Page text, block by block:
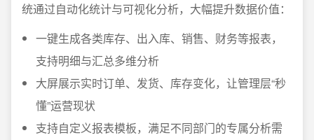
统通过自动化统计与可视化分析，大幅提升数据价值：
一键生成各类库存、出入库、销售、财务等报表，
支持明细与汇总多维分析
大屏展示实时订单、发货、库存变化，让管理层“秒
懂”运营现状
支持自定义报表模板，满足不同部门的专属分析需